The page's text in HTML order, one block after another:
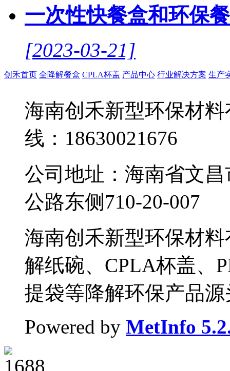
一次性快餐盒和环保
[2023-03-21]
创禾首页 全降解餐盒 CPLA杯盖 产品中心 行业解决方案 生产
海南创禾新型环保材
线：18630021676
公司地址：海南省文
公路东侧710-20-007
海南创禾新型环保材
解纸碗、CPLA杯盖、
提袋等降解环保产品
Powered by MetInfo